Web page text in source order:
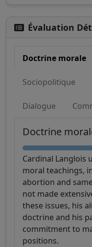
Évaluation
Doctrine morale
Sociopolitique
Dialogue
Doctrine
Cardinal Langlois
moral teachings,
abortion and
not made
these issues, his
doctrine and his
commitment to
positions.